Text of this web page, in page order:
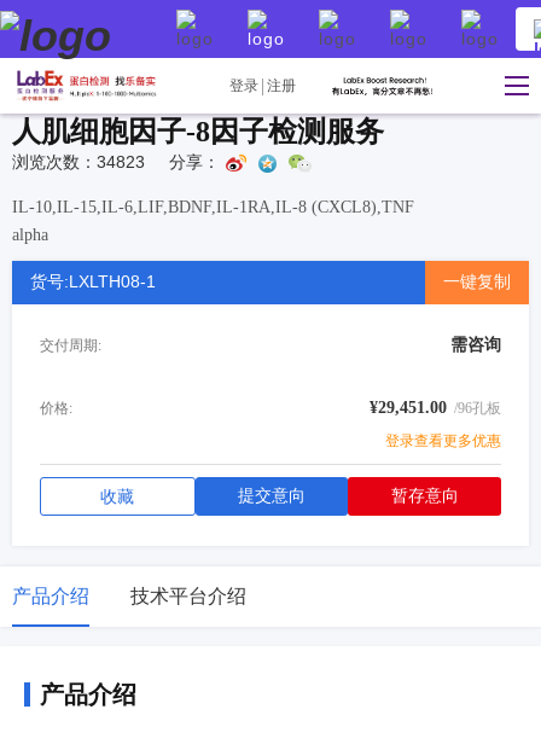
登录 注册
人肌细胞因子-8因子检测服务
浏览次数：34823 分享：
IL-10,IL-15,IL-6,LIF,BDNF,IL-1RA,IL-8 (CXCL8),TNF
alpha
货号:LXLTH08-1 一键复制
交付周期: 需咨询
价格: ¥29,451.00 /96孔板
登录查看更多优惠
收藏 提交意向 暂存意向
产品介绍 技术平台介绍
产品介绍